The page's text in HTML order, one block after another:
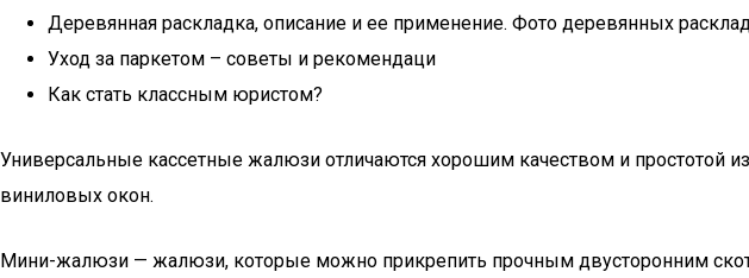
Деревянная раскладка, описание и ее применение. Фото деревянных
Уход за паркетом – советы и рекомендаци
Как стать классным юристом?
Универсальные кассетные жалюзи отличаются хорошим качеством и простотой
виниловых окон.
Мини-жалюзи — жалюзи, которые можно прикрепить прочным двусторонним